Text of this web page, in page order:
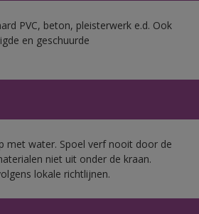
PVC, beton, pleisterwerk e.d. Ook
en geschuurde
met water. Spoel verf nooit door de
niet uit onder de kraan.
lokale richtlijnen.